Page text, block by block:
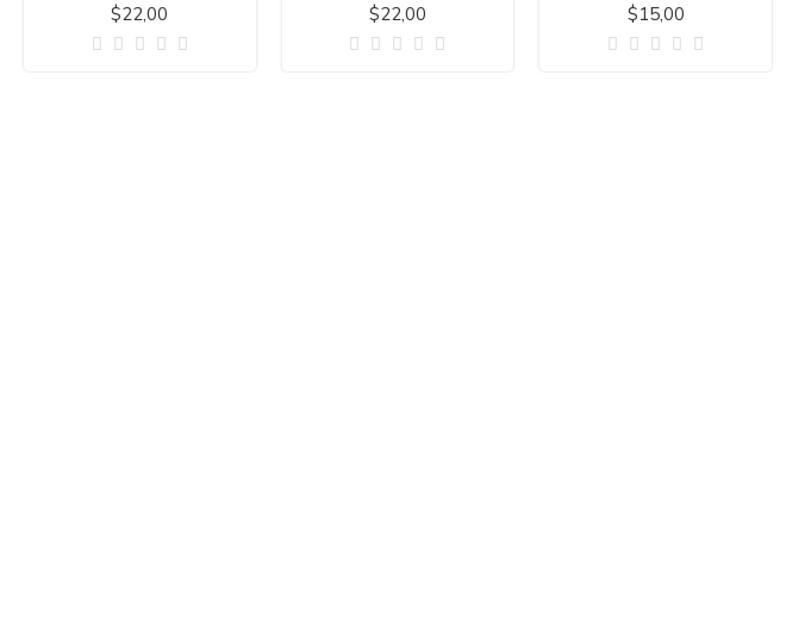
$22,00 $22,00 $15,00